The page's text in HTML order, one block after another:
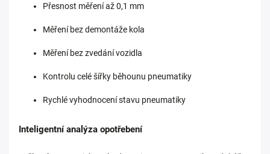
Přesnost měření až 0,1 mm
Měření bez demontáže kola
Měření bez zvedání vozidla
Kontrolu celé šířky běhounu pneumatiky
Rychlé vyhodnocení stavu pneumatiky
Inteligentní analýza opotřebení